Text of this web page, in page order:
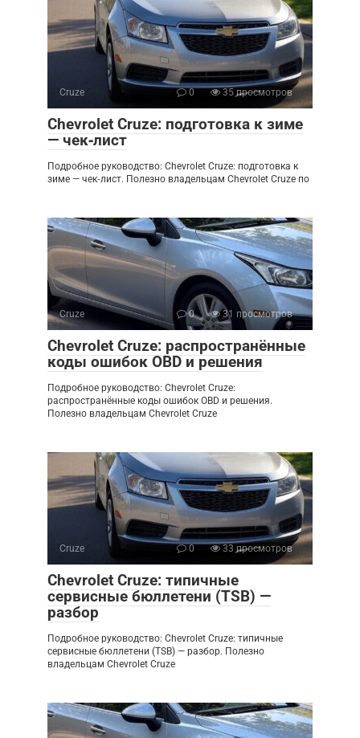
Cruze 0 35 просмотров
Chevrolet Cruze: подготовка к зиме
— чек‑лист
Подробное руководство: Chevrolet Cruze: подготовка к
зиме — чек‑лист. Полезно владельцам Chevrolet Cruze по
Cruze 0 31 просмотров
Chevrolet Cruze: распространённые
коды ошибок OBD и решения
Подробное руководство: Chevrolet Cruze:
распространённые коды ошибок OBD и решения.
Полезно владельцам Chevrolet Cruze
Cruze 0 33 просмотров
Chevrolet Cruze: типичные
сервисные бюллетени (TSB) —
разбор
Подробное руководство: Chevrolet Cruze: типичные
сервисные бюллетени (TSB) — разбор. Полезно
владельцам Chevrolet Cruze